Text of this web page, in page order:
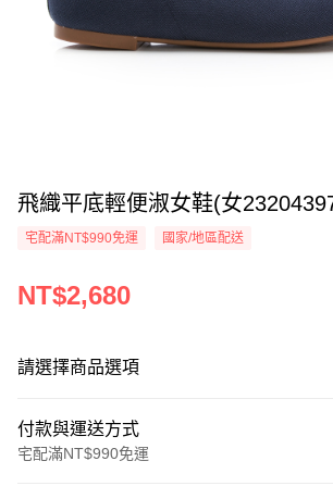
飛織平底輕便淑女鞋(女
宅配滿NT$990免運 國家/地區配送
NT$2,680
請選擇商品選項
付款與運送方式
宅配滿NT$990免運